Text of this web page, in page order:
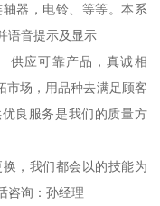
器，电铃、等等。本系
语音提示及显示
供应可靠产品，真诚相
市场，用品种去满足顾客
良服务是我们的质量方
，我们都会以的技能为
咨询：孙经理